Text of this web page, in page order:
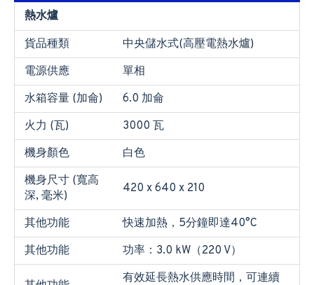
熱水爐
貨品種類
中央儲水式(高壓電熱水爐)
電源供應
單相
水箱容量 (加侖)
6.0 加侖
火力 (瓦)
3000 瓦
機身顏色
白色
機身尺寸 (寬高
深, 毫米)
420 x 640 x 210
其他功能
快速加熱，5分鐘即達40°C
其他功能
功率：3.0 kW（220 V）
有效延長熱水供應時間，可連續